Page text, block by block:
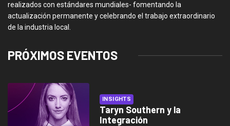
realizados con estándares mundiales- fomentando la
actualización permanente y celebrando el trabajo extraordinario
de la industria local.
PRÓXIMOS EVENTOS
INSIGHTS
Taryn Southern y la
Integración